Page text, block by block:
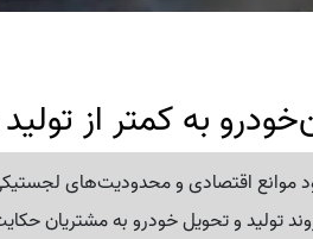
به کمتر از
موانع اقتصادی و محدودیت‌های
تولید و تحویل خودرو به مشتریان